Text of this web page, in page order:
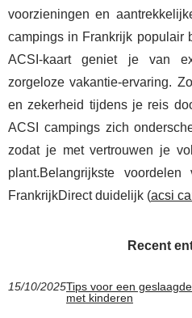
voorzieningen en
campings in Frankrijk populair
ACSI-kaart geniet je van
zorgeloze vakantie-ervaring.
en zekerheid tijdens je reis
ACSI campings zich
zodat je met vertrouwen je
plant.Belangrijkste
FrankrijkDirect duidelijk (acsi
Recent
15/10/2025Tips voor een
met kinderen